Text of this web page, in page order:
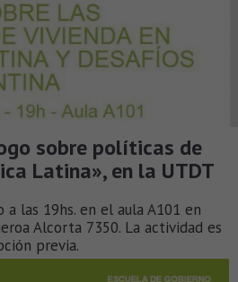
sobre políticas de
Latina», en la UTDT
a las 19hs. en el aula A101 en
Alcorta 7350. La actividad es
previa.